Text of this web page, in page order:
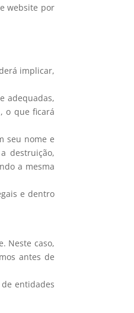
website por
implicar,
adequadas,
o que ficará
seu nome e
destruição,
a mesma
e dentro
Neste caso,
antes de
entidades